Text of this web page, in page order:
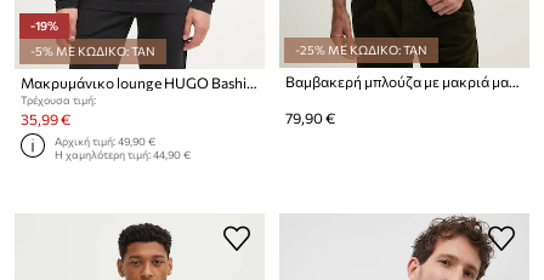
-19%
-5% ΜΕ ΚΩΔΙΚΟ: TAN
Μακρυμάνικο lounge HUGO Bashinah
Τρέχουσα τιμή:
35,99 €
Αρχική τιμή:49,90 €
Η χαμηλότερη τιμή:44,90 €
-25% ΜΕ ΚΩΔΙΚΟ: TAN
79,90 €